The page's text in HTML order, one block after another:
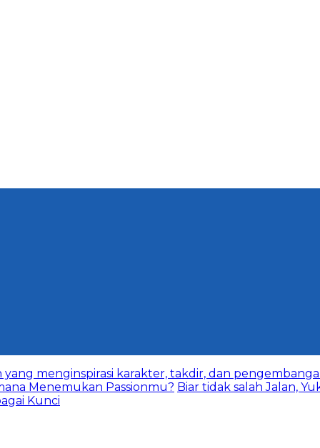
menginspirasi karakter, takdir, dan
Menemukan Passionmu? Biar tidak salah Jalan,
Kunci